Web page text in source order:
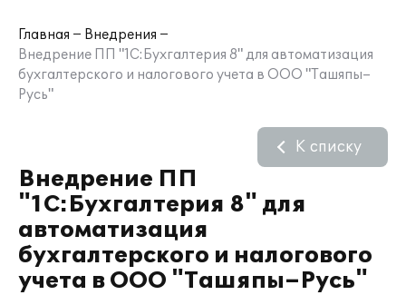
Главная
Внедрения
Внедрение ПП "1С:Бухгалтерия 8" для автоматизация
бухгалтерского и налогового учета в ООО "Ташяпы–
Русь"
Внедрение ПП
"1С:Бухгалтерия 8" для
автоматизация
бухгалтерского и налогового
учета в ООО "Ташяпы–Русь"
К списку